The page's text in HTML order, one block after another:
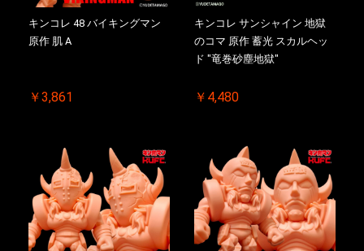
キンコレ 48 バイキングマン
原作 肌 A
￥3,861
キンコレ サンシャイン 地獄
のコマ 原作 蓄光 スカルヘッ
ド "竜巻砂塵地獄"
￥4,480